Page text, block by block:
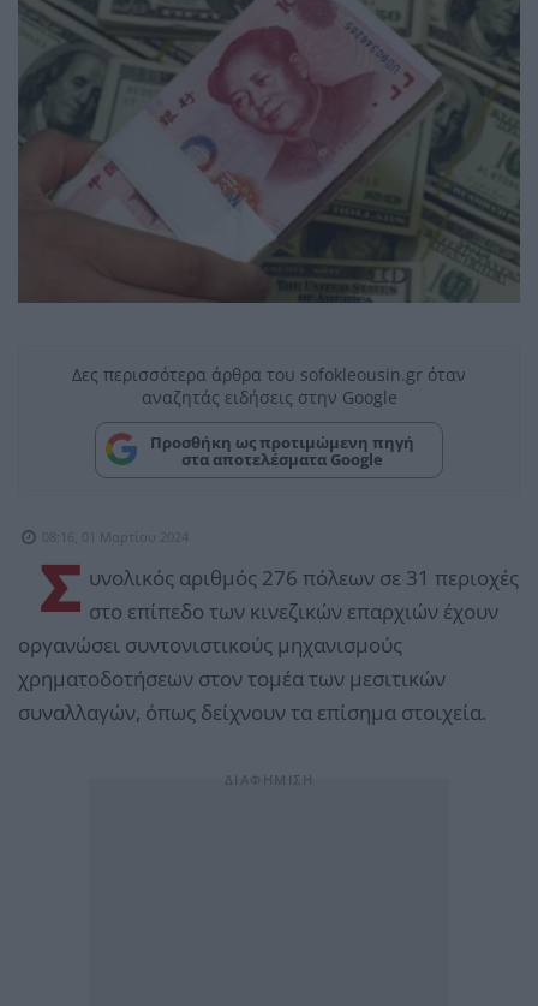
Δες περισσότερα άρθρα του sofokleousin.gr όταν
αναζητάς ειδήσεις στην Google
Προσθήκη ως προτιμώμενη πηγή
στα αποτελέσματα Google
08:16, 01 Μαρτίου 2024
Σ υνολικός αριθμός 276 πόλεων σε 31 περιοχές
στο επίπεδο των κινεζικών επαρχιών έχουν
οργανώσει συντονιστικούς μηχανισμούς
χρηματοδοτήσεων στον τομέα των μεσιτικών
συναλλαγών, όπως δείχνουν τα επίσημα στοιχεία.